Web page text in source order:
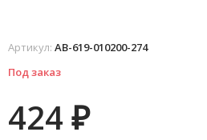
Артикул: AB-619-010200-274
Под заказ
424 ₽